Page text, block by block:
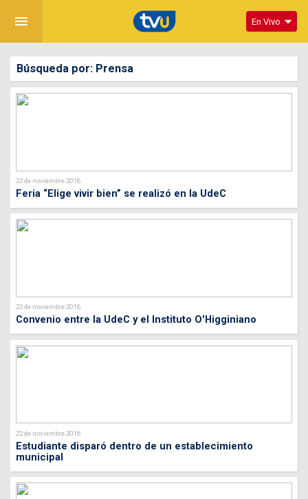
menu En Vivo
Búsqueda por: Prensa
22 de noviembre 2016
Feria “Elige vivir bien” se realizó en la UdeC
22 de noviembre 2016
Convenio entre la UdeC y el Instituto O'Higginiano
22 de noviembre 2016
Estudiante disparó dentro de un establecimiento
municipal